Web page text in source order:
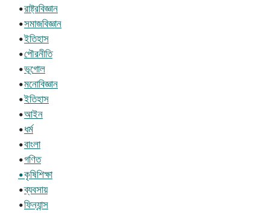
•রাষ্ট্রবিজ্ঞান
•সমাজবিজ্ঞান
•ইতিহাস
•পৌরনীতি
•ভূগোল
•মনোবিজ্ঞান
•ইতিহাস
•আইন
•ধর্ম
•বাংলা
•গণিত
•কৃষিশিক্ষা
•ব্যবসায়
•ফিন্যান্স